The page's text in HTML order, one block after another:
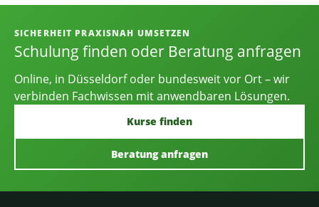
Informationen, Kontakt und
SICHERHEIT PRAXISNAH UMSETZEN
Schulung finden oder Beratung anfragen
Online, in Düsseldorf oder bundesweit vor Ort – wir
verbinden Fachwissen mit anwendbaren Lösungen.
Kurse finden
Beratung anfragen